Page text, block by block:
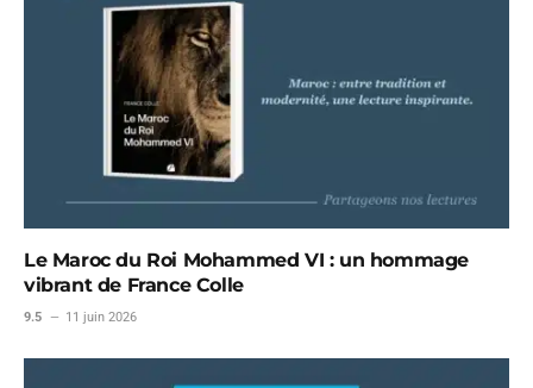
Le Maroc du Roi Mohammed VI : un hommage
vibrant de France Colle
9.5 11 juin 2026